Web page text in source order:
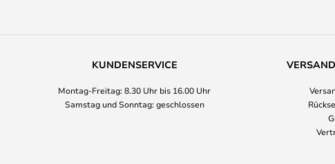
KUNDENSERVICE
Montag-Freitag: 8.30 Uhr bis 16.00 Uhr
Samstag und Sonntag: geschlossen